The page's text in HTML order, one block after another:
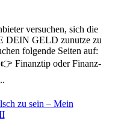
versuchen, sich die
DEIN GELD zunutze zu
folgende Seiten auf:
Finanztip oder Finanz-